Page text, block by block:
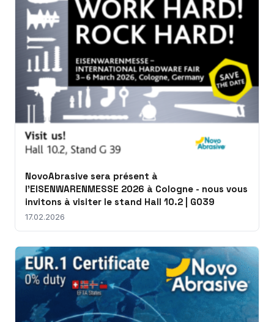
NovoAbrasive sera présent à
l'EISENWARENMESSE 2026 à Cologne - nous vous
invitons à visiter le stand Hall 10.2 | G039
17.02.2026